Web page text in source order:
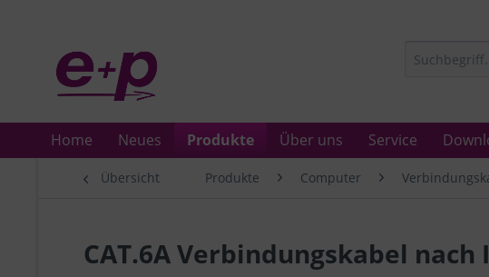
Home Neues Produkte Über uns Service
Übersicht Produkte Computer
CAT.6A Verbindungskabel nach